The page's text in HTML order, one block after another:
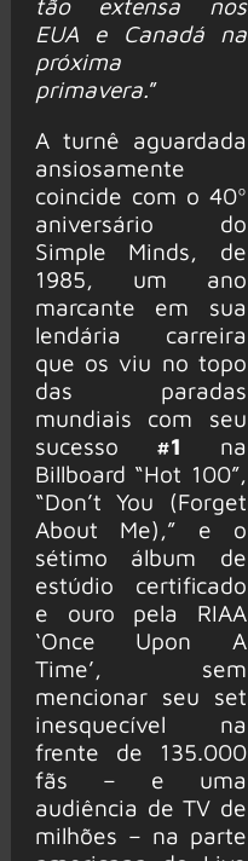
EUA e Canadá na
próxima
primavera.”
A turnê aguardada
ansiosamente
coincide com o 40º
aniversário do
Simple Minds, de
1985, um ano
marcante em sua
lendária carreira
que os viu no topo
das paradas
mundiais com seu
sucesso #1
na
Billboard “Hot 100”,
“Don’t You (Forget
About Me),” e o
sétimo álbum de
estúdio certificado
e ouro pela RIAA
‘Once Upon A
Time’, sem
mencionar seu set
inesquecível na
frente de 135.000
fãs – e uma
audiência de TV de
milhões – na parte